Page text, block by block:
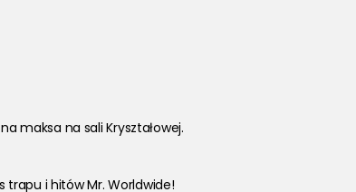
maksa na sali Kryształowej.
i hitów Mr. Worldwide!